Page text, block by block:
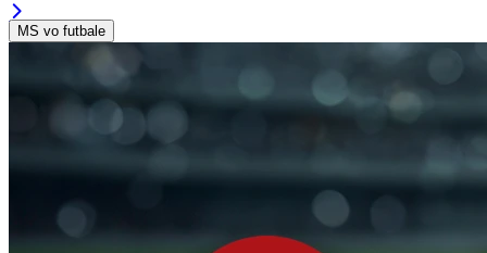
MS vo futbale